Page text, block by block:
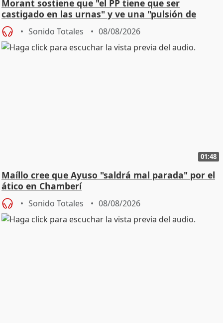
Morant sostiene que "el PP tiene que ser
castigado en las urnas" y ve una "pulsión de
cambio"
Sonido Totales 08/08/2026
01:48
Maíllo cree que Ayuso "saldrá mal parada" por el
ático en Chamberí
Sonido Totales 08/08/2026